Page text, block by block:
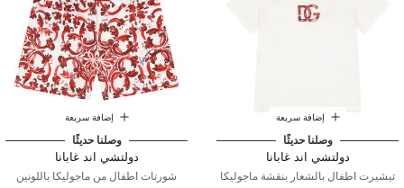
إضافة سريعة
وصلنا حديثًا
دولتشي اند غابانا
تيشيرت اطفال بالشعار بنقشة ماجوليكا
إضافة سريعة
وصلنا حديثًا
دولتشي اند غابانا
شورتات اطفال من ماجوليكا باللونين